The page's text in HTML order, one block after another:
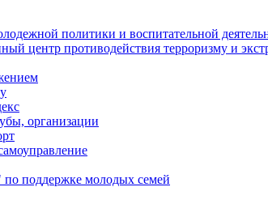
политики и воспитательной
центр противодействия терроризму и
организации
поддержке молодых семей